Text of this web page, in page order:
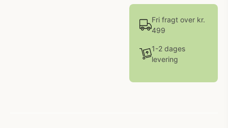
Fri fragt over kr.
499
1-2 dages
levering